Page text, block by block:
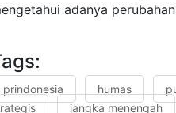
adanya
prindonesia humas
jangka menengah